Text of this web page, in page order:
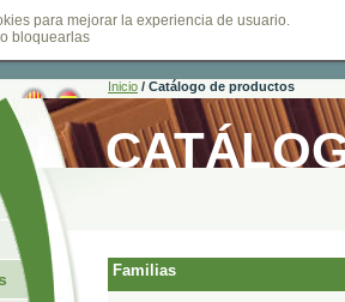
para mejorar la experiencia de usuario.
bloquearlas
viernes, 07 de agosto de 2026
Inicio / Catálogo de productos
Familias